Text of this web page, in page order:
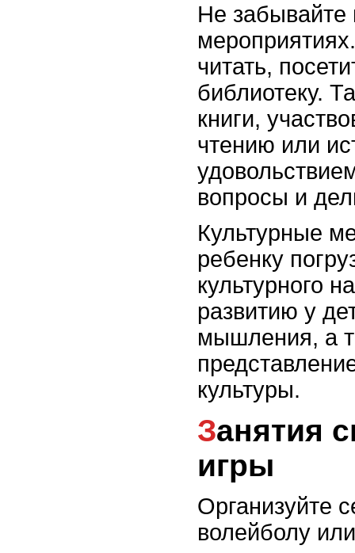
Не забывайте
читать,
библиотеку.
книги,
чтению или
вопросы и
Культурные
ребенку
культурного
развитию у
мышления, а
культуры.
Занятия спортом и активные
игры
Организуйте
волейболу